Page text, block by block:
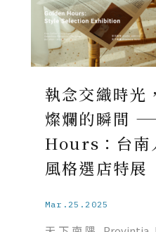
執念交織時光
燦爛的瞬間
Hours：台南
風格選店特展
Mar.25.2025